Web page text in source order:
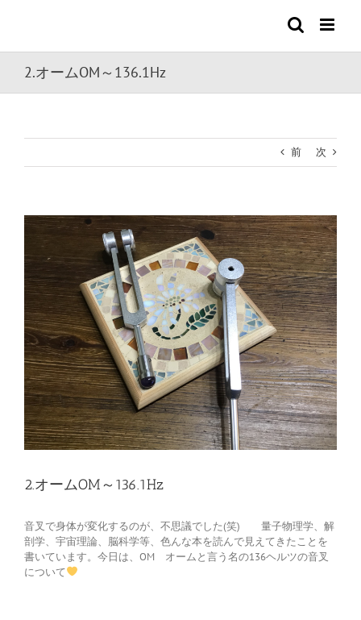
2.オームOM～136.1Hz
前 次
View
Larger
Image
2.オームOM～136.1Hz
音叉で身体が変化するのが、不思議でした(笑) 量子物理学、解
剖学、宇宙理論、脳科学等、色んな本を読んで見えてきたことを
書いています。今日は、OM オームと言う名の136ヘルツの音叉
について